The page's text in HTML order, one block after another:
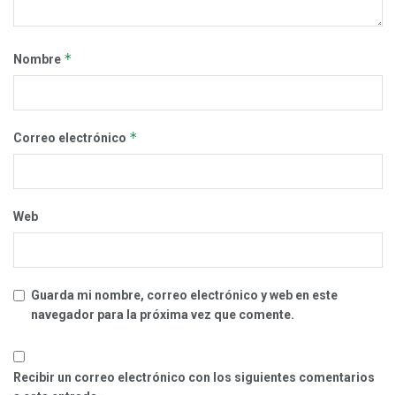
Nombre *
Correo electrónico *
Web
Guarda mi nombre, correo electrónico y web en este
navegador para la próxima vez que comente.
Recibir un correo electrónico con los siguientes comentarios